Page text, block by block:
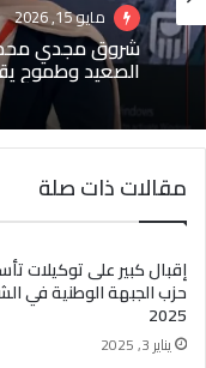
مايو 15, 2026
شروق مجدي
الصعيد وطموح
مقالات ذات صلة
إقبال كبير على توكيلات
حزب الجبهة الوطنية في
2025
يناير 3, 2025